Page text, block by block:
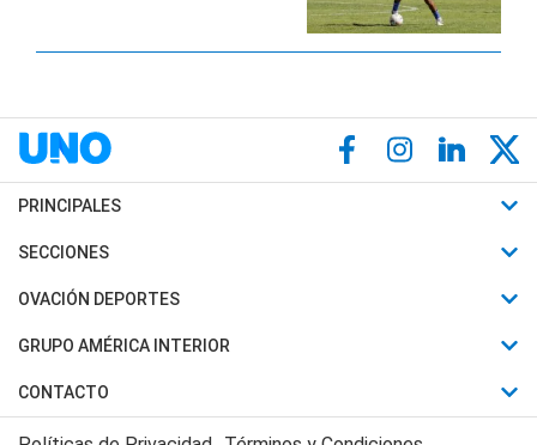
PRINCIPALES
Últimas Noticias
Política
Judiciales
SECCIONES
Horóscopo
Motores
Trucos caseros
OVACIÓN DEPORTES
Fútbol
Mundial
Automovilismo
GRUPO AMÉRICA INTERIOR
Canal 7 en Vivo
CONTACTO
Acerca de Nosotros